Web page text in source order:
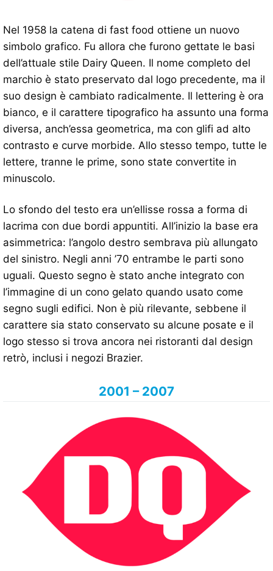
Nel 1958 la catena di fast food ottiene un nuovo
simbolo grafico. Fu allora che furono gettate le basi
dell’attuale stile Dairy Queen. Il nome completo del
marchio è stato preservato dal logo precedente, ma il
suo design è cambiato radicalmente. Il lettering è ora
bianco, e il carattere tipografico ha assunto una forma
diversa, anch’essa geometrica, ma con glifi ad alto
contrasto e curve morbide. Allo stesso tempo, tutte le
lettere, tranne le prime, sono state convertite in
minuscolo.
Lo sfondo del testo era un’ellisse rossa a forma di
lacrima con due bordi appuntiti. All’inizio la base era
asimmetrica: l’angolo destro sembrava più allungato
del sinistro. Negli anni ’70 entrambe le parti sono
uguali. Questo segno è stato anche integrato con
l’immagine di un cono gelato quando usato come
segno sugli edifici. Non è più rilevante, sebbene il
carattere sia stato conservato su alcune posate e il
logo stesso si trova ancora nei ristoranti dal design
retrò, inclusi i negozi Brazier.
2001 – 2007